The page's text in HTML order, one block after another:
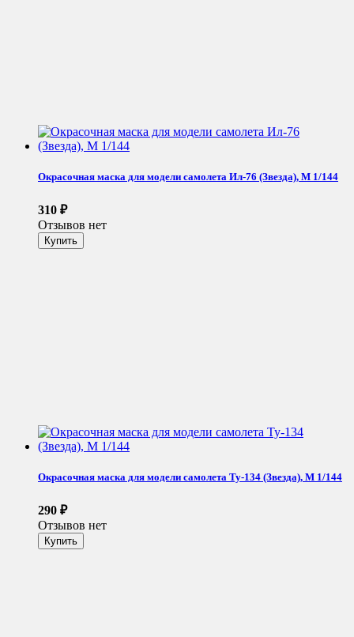
Окрасочная маска для модели самолета Ил-76 (Звезда), М 1/144
310 ₽
Отзывов нет
Окрасочная маска для модели самолета Ту-134 (Звезда), М 1/144
290 ₽
Отзывов нет